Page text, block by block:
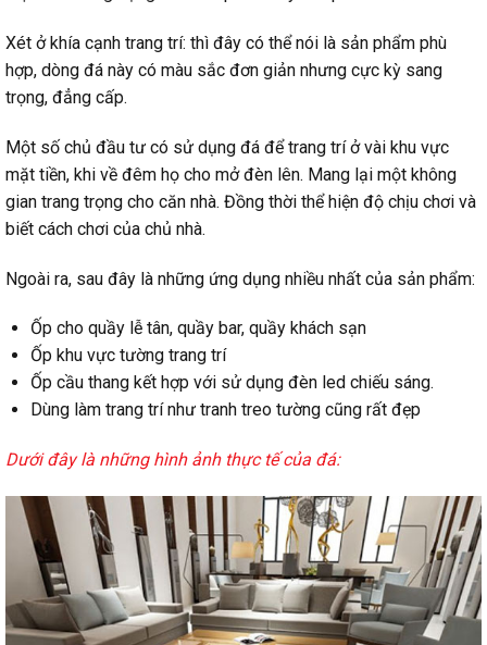
Xét ở khía cạnh trang trí: thì đây có thể nói là sản phẩm phù
hợp, dòng đá này có màu sắc đơn giản nhưng cực kỳ sang
trọng, đẳng cấp.
Một số chủ đầu tư có sử dụng đá để trang trí ở vài khu vực
mặt tiền, khi về đêm họ cho mở đèn lên. Mang lại một không
gian trang trọng cho căn nhà. Đồng thời thể hiện độ chịu chơi và
biết cách chơi của chủ nhà.
Ngoài ra, sau đây là những ứng dụng nhiều nhất của sản phẩm:
Ốp cho quầy lễ tân, quầy bar, quầy khách sạn
Ốp khu vực tường trang trí
Ốp cầu thang kết hợp với sử dụng đèn led chiếu sáng.
Dùng làm trang trí như tranh treo tường cũng rất đẹp
Dưới đây là những hình ảnh thực tế của đá: